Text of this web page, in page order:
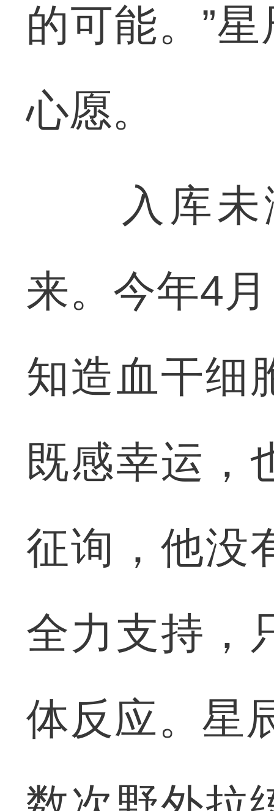
的可能。”
心愿。
入库未满
来。今年4
知造血干细
既感幸运，
征询，他没
全力支持，
体反应。星